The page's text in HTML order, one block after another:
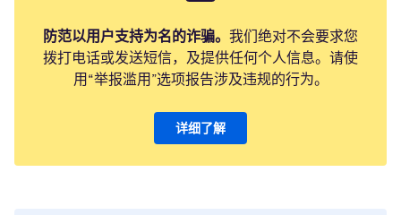
防范以用户支持为名的诈骗。 我们绝对不会要求您
拨打电话或发送短信，及提供任何个人信息。请使
用“举报滥用”选项报告涉及违规的行为。
详细了解